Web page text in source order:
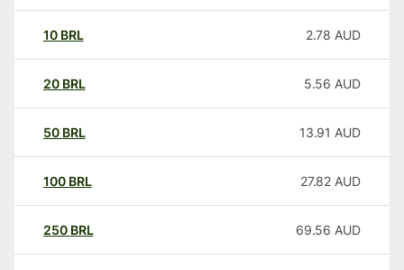
10 BRL 2.78 AUD
20 BRL 5.56 AUD
50 BRL 13.91 AUD
100 BRL 27.82 AUD
250 BRL 69.56 AUD